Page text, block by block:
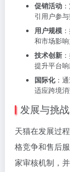
促销活动
引用户参与
用户规模
和市场影响
技术创新
提升平台响
国际化：
适应跨境消
发展与挑战
天猫在发展过
格竞争和售后
家审核机制，